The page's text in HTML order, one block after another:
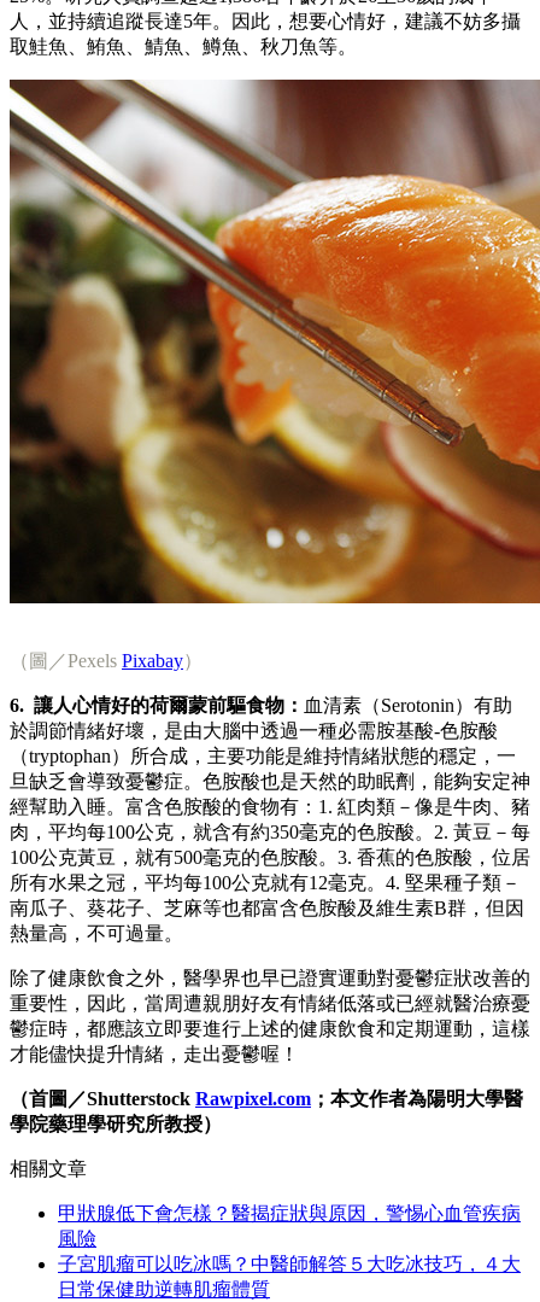
人，並持續追蹤長達5年。因此，想要心情好，建議不妨多攝
取鮭魚、鮪魚、鯖魚、鱒魚、秋刀魚等。
（圖／Pexels Pixabay）
6. 讓人心情好的荷爾蒙前驅食物： 血清素（Serotonin）有助
於調節情緒好壞，是由大腦中透過一種必需胺基酸-色胺酸
（tryptophan）所合成，主要功能是維持情緒狀態的穩定，一
旦缺乏會導致憂鬱症。色胺酸也是天然的助眠劑，能夠安定神
經幫助入睡。富含色胺酸的食物有：1. 紅肉類－像是牛肉、豬
肉，平均每100公克，就含有約350毫克的色胺酸。2. 黃豆－每
100公克黃豆，就有500毫克的色胺酸。3. 香蕉的色胺酸，位居
所有水果之冠，平均每100公克就有12毫克。4. 堅果種子類－
南瓜子、葵花子、芝麻等也都富含色胺酸及維生素B群，但因
熱量高，不可過量。
除了健康飲食之外，醫學界也早已證實運動對憂鬱症狀改善的
重要性，因此，當周遭親朋好友有情緒低落或已經就醫治療憂
鬱症時，都應該立即要進行上述的健康飲食和定期運動，這樣
才能儘快提升情緒，走出憂鬱喔！
（首圖／Shutterstock Rawpixel.com ；本文作者為陽明大學醫
學院藥理學研究所教授）
相關文章
甲狀腺低下會怎樣？醫揭症狀與原因，警惕心血管疾病
風險
子宮肌瘤可以吃冰嗎？中醫師解答５大吃冰技巧，４大
日常保健助逆轉肌瘤體質